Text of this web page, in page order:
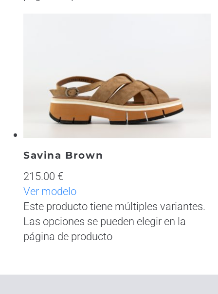
Savina Brown
215.00 €
Ver modelo
Este producto tiene múltiples variantes.
Las opciones se pueden elegir en la
página de producto